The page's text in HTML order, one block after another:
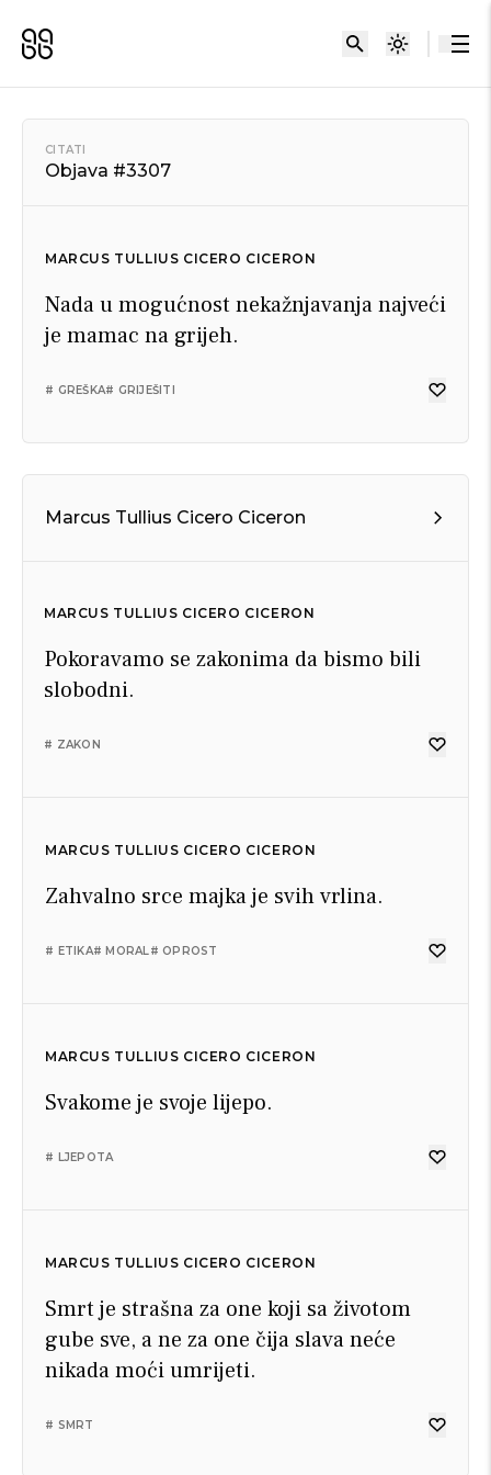
CITATI
Objava #3307
MARCUS TULLIUS CICERO CICERON
Nada u mogućnost nekažnjavanja najveći
je mamac na grijeh.
# GREŠKA# GRIJEŠITI
Marcus Tullius Cicero Ciceron
MARCUS TULLIUS CICERO CICERON
Pokoravamo se zakonima da bismo bili
slobodni.
# ZAKON
MARCUS TULLIUS CICERO CICERON
Zahvalno srce majka je svih vrlina.
# ETIKA# MORAL# OPROST
MARCUS TULLIUS CICERO CICERON
Svakome je svoje lijepo.
# LJEPOTA
MARCUS TULLIUS CICERO CICERON
Smrt je strašna za one koji sa životom
gube sve, a ne za one čija slava neće
nikada moći umrijeti.
# SMRT